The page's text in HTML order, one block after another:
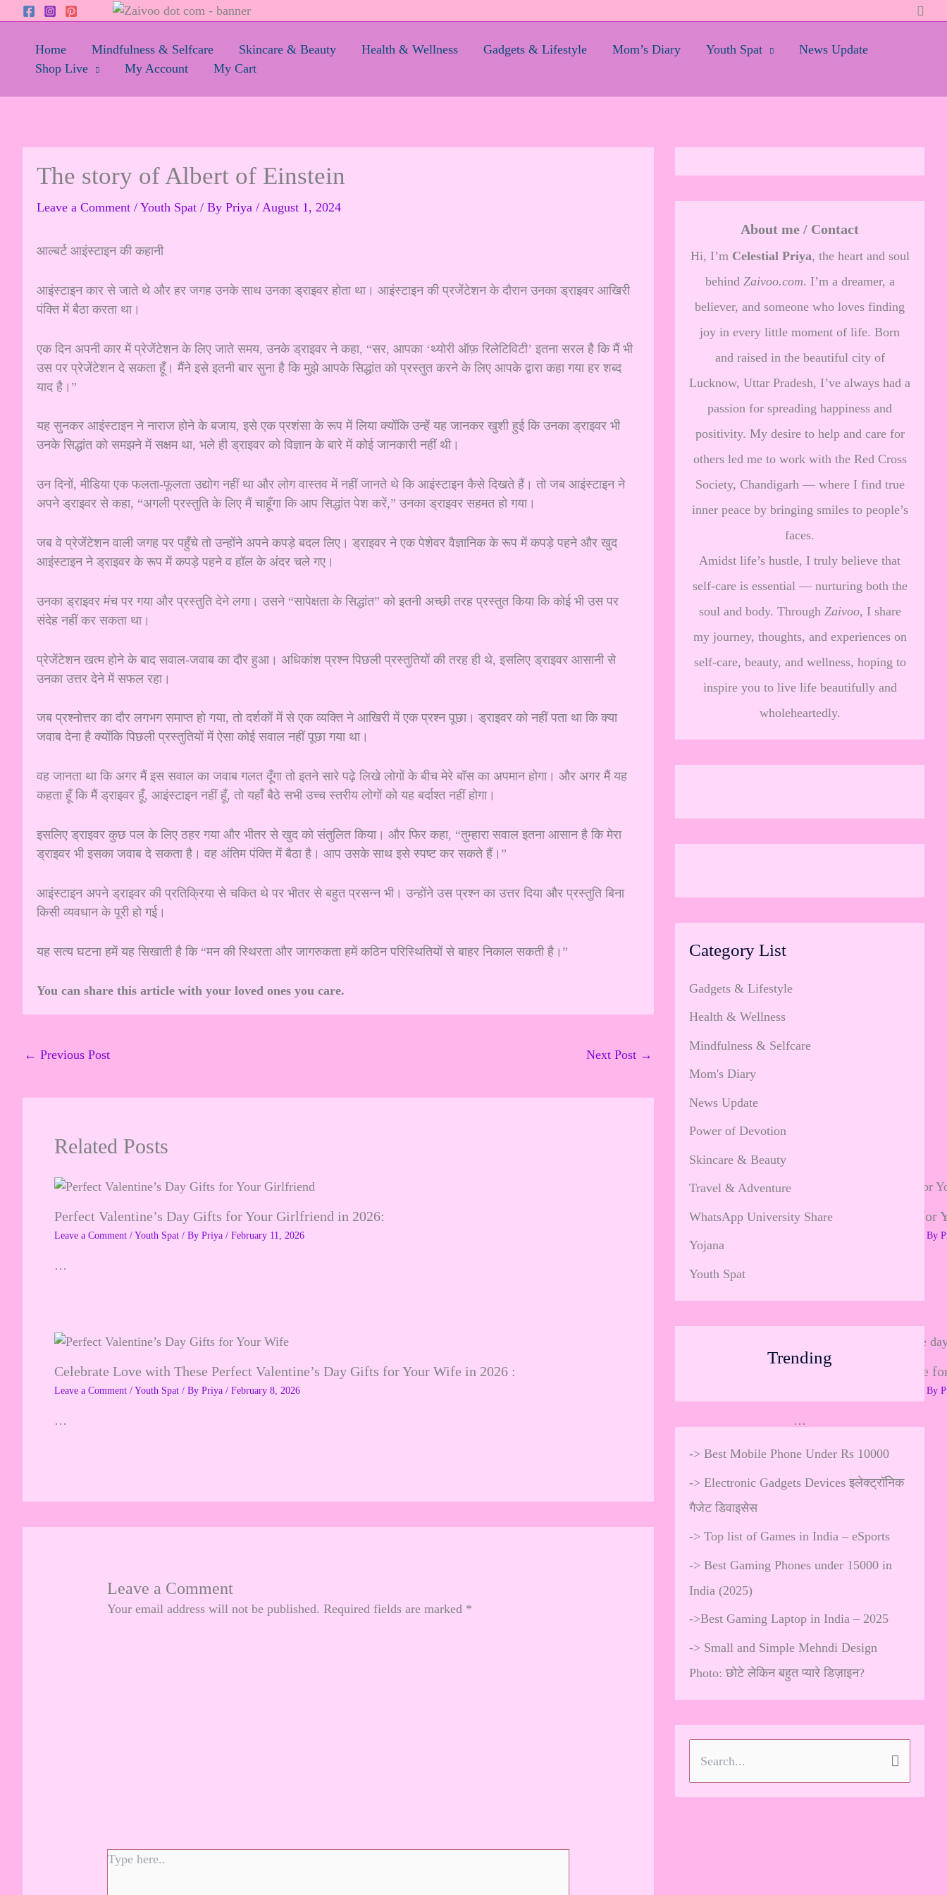
contentHome Mindfulness & Selfcare Skincare & Beauty Health & Wellness Gadgets & Lifestyle Mom’s Diary Youth Spat
News Update
Shop Live
My Account My Cart
The story of Albert of Einstein
Leave a Comment / Youth Spat / By Priya / August 1, 2024
आल्बर्ट आइंस्टाइन की कहानी
आइंस्टाइन कार से जाते थे और हर जगह उनके साथ उनका ड्राइवर होता था। आइंस्टाइन की प्रजेंटेशन के दौरान उनका ड्राइवर आखिरी
पंक्ति में बैठा करता था।
एक दिन अपनी कार में प्रेजेंटेशन के लिए जाते समय, उनके ड्राइवर ने कहा, “सर, आपका ‘थ्योरी ऑफ़ रिलेटिविटी’ इतना सरल है कि मैं भी
उस पर प्रेजेंटेशन दे सकता हूँ। मैंने इसे इतनी बार सुना है कि मुझे आपके सिद्धांत को प्रस्तुत करने के लिए आपके द्वारा कहा गया हर शब्द
याद है।”
यह सुनकर आइंस्टाइन ने नाराज होने के बजाय, इसे एक प्रशंसा के रूप में लिया क्योंकि उन्हें यह जानकर खुशी हुई कि उनका ड्राइवर भी
उनके सिद्धांत को समझने में सक्षम था, भले ही ड्राइवर को विज्ञान के बारे में कोई जानकारी नहीं थी।
उन दिनों, मीडिया एक फलता-फूलता उद्योग नहीं था और लोग वास्तव में नहीं जानते थे कि आइंस्टाइन कैसे दिखते हैं। तो जब आइंस्टाइन ने
अपने ड्राइवर से कहा, “अगली प्रस्तुति के लिए मैं चाहूँगा कि आप सिद्धांत पेश करें,” उनका ड्राइवर सहमत हो गया।
जब वे प्रेजेंटेशन वाली जगह पर पहुँचे तो उन्होंने अपने कपड़े बदल लिए। ड्राइवर ने एक पेशेवर वैज्ञानिक के रूप में कपड़े पहने और खुद
आइंस्टाइन ने ड्राइवर के रूप में कपड़े पहने व हॉल के अंदर चले गए।
उनका ड्राइवर मंच पर गया और प्रस्तुति देने लगा। उसने “सापेक्षता के सिद्धांत” को इतनी अच्छी तरह प्रस्तुत किया कि कोई भी उस पर
संदेह नहीं कर सकता था।
प्रेजेंटेशन खत्म होने के बाद सवाल-जवाब का दौर हुआ। अधिकांश प्रश्न पिछली प्रस्तुतियों की तरह ही थे, इसलिए ड्राइवर आसानी से
उनका उत्तर देने में सफल रहा।
जब प्रश्नोत्तर का दौर लगभग समाप्त हो गया, तो दर्शकों में से एक व्यक्ति ने आखिरी में एक प्रश्न पूछा। ड्राइवर को नहीं पता था कि क्या
जवाब देना है क्योंकि पिछली प्रस्तुतियों में ऐसा कोई सवाल नहीं पूछा गया था।
वह जानता था कि अगर मैं इस सवाल का जवाब गलत दूँगा तो इतने सारे पढ़े लिखे लोगों के बीच मेरे बॉस का अपमान होगा। और अगर मैं यह
कहता हूँ कि मैं ड्राइवर हूँ, आइंस्टाइन नहीं हूँ, तो यहाँ बैठे सभी उच्च स्तरीय लोगों को यह बर्दाश्त नहीं होगा।
इसलिए ड्राइवर कुछ पल के लिए ठहर गया और भीतर से खुद को संतुलित किया। और फिर कहा, “तुम्हारा सवाल इतना आसान है कि मेरा
ड्राइवर भी इसका जवाब दे सकता है। वह अंतिम पंक्ति में बैठा है। आप उसके साथ इसे स्पष्ट कर सकते हैं।”
आइंस्टाइन अपने ड्राइवर की प्रतिक्रिया से चकित थे पर भीतर से बहुत प्रसन्न भी। उन्होंने उस प्रश्न का उत्तर दिया और प्रस्तुति बिना
किसी व्यवधान के पूरी हो गई।
यह सत्य घटना हमें यह सिखाती है कि “मन की स्थिरता और जागरुकता हमें कठिन परिस्थितियों से बाहर निकाल सकती है।”
You can share this article with your loved ones you care.
← Previous Post Next Post →
Related Posts
Perfect Valentine’s Day Gifts for Your Girlfriend in 2026:
Leave a Comment / Youth Spat / By Priya / February 11, 2026
…
Valentine’s Day Gifts for
/ By
Celebrate Love with These Perfect Valentine’s Day Gifts for Your Wife in 2026 :
Leave a Comment / Youth Spat / By Priya / February 8, 2026
…
The Perfect Dress Code
/ By
…
Leave a Comment
Your email address will not be published. Required fields are marked *
Type
About me / Contact
Hi, I’m Celestial Priya, the heart and soul
behind Zaivoo.com. I’m a dreamer, a
believer, and someone who loves finding
joy in every little moment of life. Born
and raised in the beautiful city of
Lucknow, Uttar Pradesh, I’ve always had a
passion for spreading happiness and
positivity. My desire to help and care for
others led me to work with the Red Cross
Society, Chandigarh — where I find true
inner peace by bringing smiles to people’s
faces.
Amidst life’s hustle, I truly believe that
self-care is essential — nurturing both the
soul and body. Through Zaivoo, I share
my journey, thoughts, and experiences on
self-care, beauty, and wellness, hoping to
inspire you to live life beautifully and
wholeheartedly.
Category List
Gadgets & Lifestyle
Health & Wellness
Mindfulness & Selfcare
Mom's Diary
News Update
Power of Devotion
Skincare & Beauty
Travel & Adventure
WhatsApp University Share
Yojana
Youth Spat
Trending
-> Best Mobile Phone Under Rs 10000
-> Electronic Gadgets Devices इलेक्ट्रॉनिक
गैजेट डिवाइसेस
-> Top list of Games in India – eSports
-> Best Gaming Phones under 15000 in
India (2025)
->Best Gaming Laptop in India – 2025
-> Small and Simple Mehndi Design
Photo: छोटे लेकिन बहुत प्यारे डिज़ाइन?